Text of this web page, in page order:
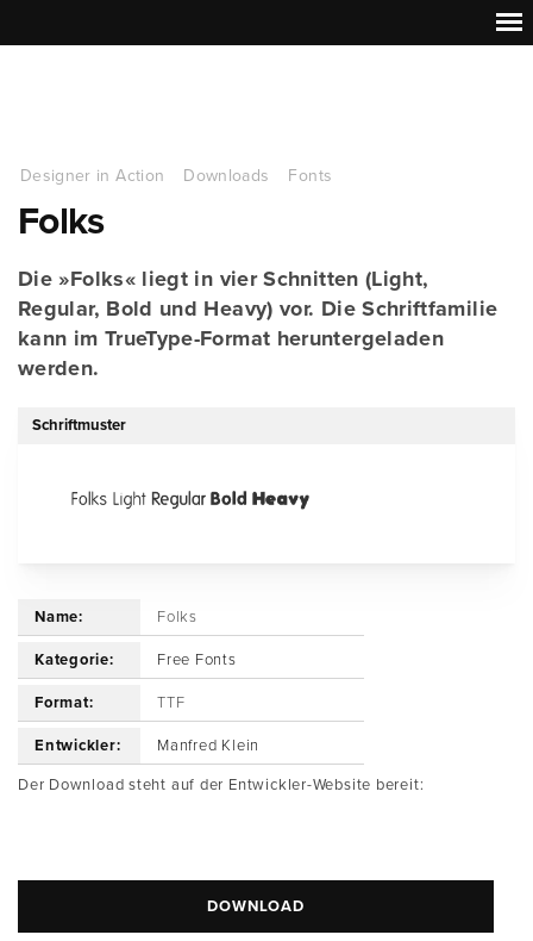
Designer in Action Downloads Fonts
Folks
Die »Folks« liegt in vier Schnitten (Light,
Regular, Bold und Heavy) vor. Die Schriftfamilie
kann im TrueType-Format heruntergeladen
werden.
Schriftmuster
Name: Folks
Kategorie: Free Fonts
Format: TTF
Entwickler: Manfred Klein
Der Download steht auf der Entwickler-Website bereit:
DOWNLOAD